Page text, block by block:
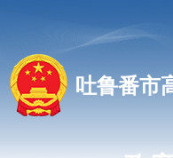
吐鲁番市